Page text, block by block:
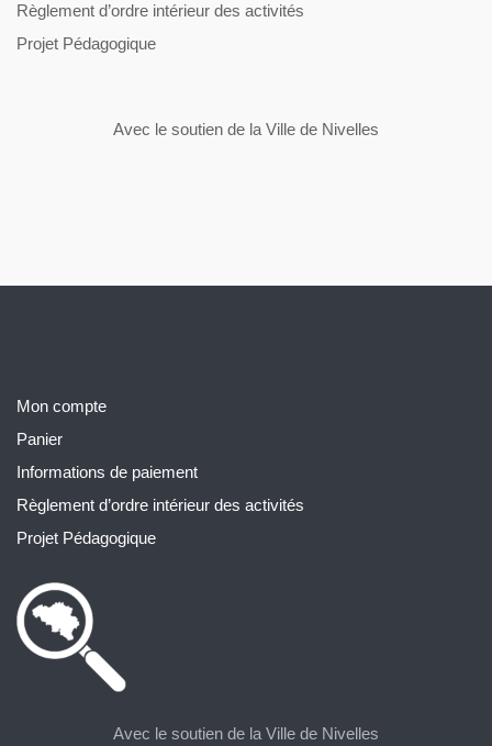
Règlement d’ordre intérieur des activités
Projet Pédagogique
Avec le soutien de la Ville de Nivelles
Mon compte
Panier
Informations de paiement
Règlement d’ordre intérieur des activités
Projet Pédagogique
Avec le soutien de la Ville de Nivelles